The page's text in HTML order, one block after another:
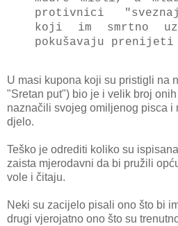
protivnici
koji im smrtno
pokušavaju prenijeti
U masi kupona koji su pristigli na
"Sretan put") bio je i velik broj
naznačili svojeg omiljenog pisca
djelo.
Teško je odrediti koliko su
zaista mjerodavni da bi pružili
vole i čitaju.
Neki su zacijelo pisali ono što bi
drugi vjerojatno ono što su